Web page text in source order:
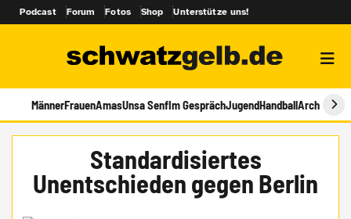
Podcast Forum Fotos Shop Unterstütze uns!
MännerFrauenAmasUnsa SenfIm GesprächJugendHandballArchiv
Standardisiertes
Unentschieden gegen Berlin